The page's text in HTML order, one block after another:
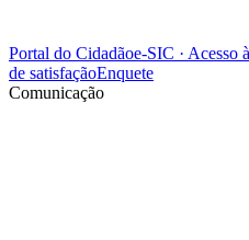
Portal do Cidadãoe-SIC · Acesso
de satisfaçãoEnquete
Comunicação